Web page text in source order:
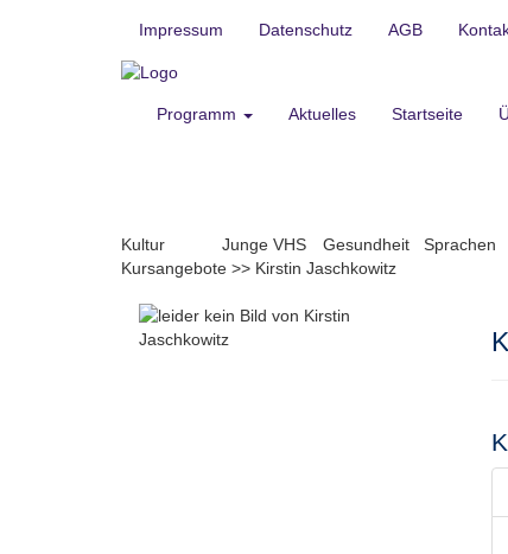
Impressum Datenschutz AGB
Programm Aktuelles Startseite
Kultur Junge VHS Gesundheit Sprachen
Kursangebote >> Kirstin Jaschkowitz